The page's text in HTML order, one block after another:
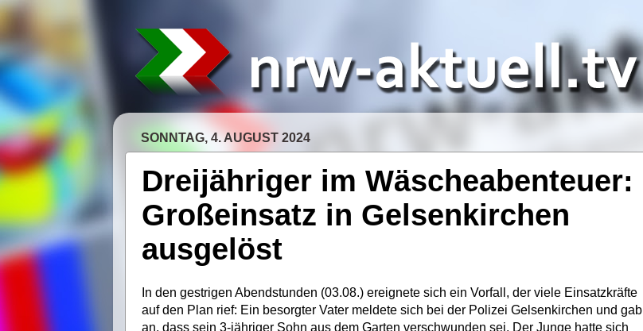
SONNTAG, 4. AUGUST 2024
Dreijähriger im Wäscheabenteuer:
Großeinsatz in Gelsenkirchen
ausgelöst
In den gestrigen Abendstunden (03.08.) ereignete sich ein Vorfall, der viele Einsatzkräfte
auf den Plan rief: Ein besorgter Vater meldete sich bei der Polizei Gelsenkirchen und gab
an, dass sein 3-jähriger Sohn aus dem Garten verschwunden sei. Der Junge hatte sich